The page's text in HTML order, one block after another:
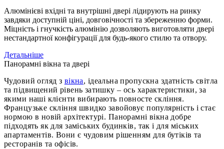
Алюмінієві вхідні та внутрішні двері лідирують на ринку
завдяки доступній ціні, довговічності та збереженню форми.
Міцність і гнучкість алюмінію дозволяють виготовляти двері
нестандартної конфігурації для будь-якого стилю та отвору.
Детальніше
Панорамні вікна та двері
Чудовий огляд з вікна, ідеальна пропускна здатність світла
та підвищений рівень затишку – ось характеристики, за
якими наші клієнти вибирають повносте скління.
Французьке скління швидко завойовує популярність і стає
нормою в новій архітектурі. Панорамні вікна добре
підходять як для заміських будинків, так і для міських
апартаментів. Вони є чудовим рішенням для бутіків та
ресторанів та офісів.